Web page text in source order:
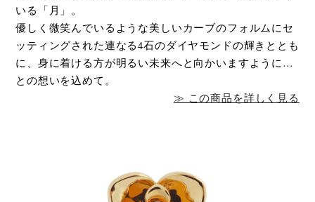
いる「月」。
優しく微笑んでいるような美しいカーブのフォルムにセ
ッティングされた連なる4石のダイヤモンドの輝きととも
に、身に着ける方が明るい未来へと向かいますように…
との想いを込めて。
≫ この商品を詳しく見る